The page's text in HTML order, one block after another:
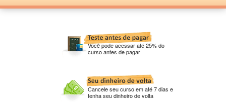
Você pode acessar até 25% do
curso antes de pagar
Cancele seu curso em até 7 dias e
tenha seu dinheiro de volta